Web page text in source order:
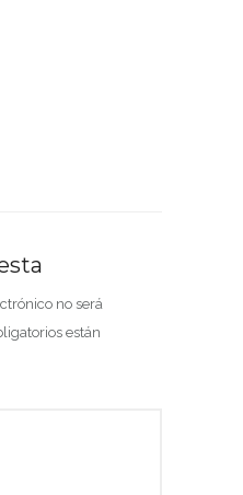
no será
están